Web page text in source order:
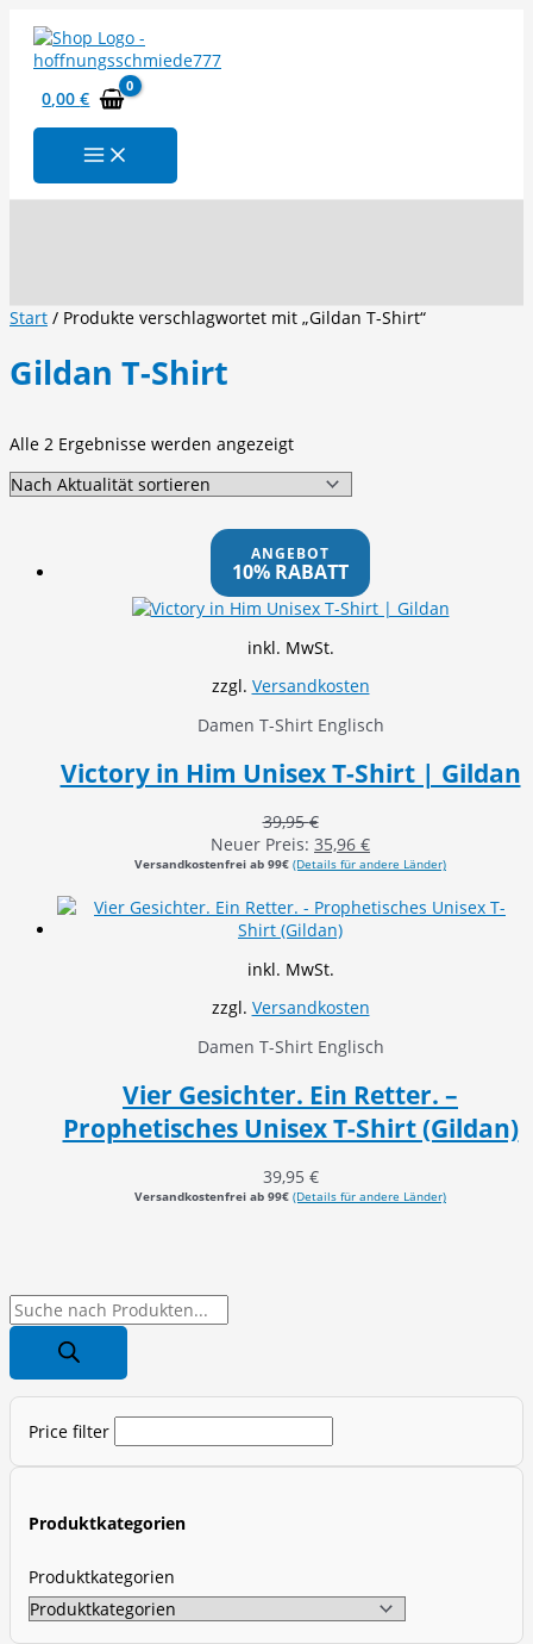
Inhalt
springen
0,00€
P
o
d
c
Price filter
Produktkategorien
Produktkategorien
Start / Produkte verschlagwortet mit „Gildan T-Shirt“
Gildan T-Shirt
Alle 2 Ergebnisse werden angezeigtNach
sortiert
ANGEBOT
10% RABATT
inkl. MwSt.
zzgl. Versandkosten
Damen T-Shirt Englisch
Victory in Him Unisex T-Shirt | Gildan
39,95€
Neuer Preis: 35,96 €
Versandkostenfrei ab 99€ (Details für andere Länder)
inkl. MwSt.
zzgl. Versandkosten
Damen T-Shirt Englisch
Vier Gesichter. Ein Retter. –
Prophetisches Unisex T-Shirt (Gildan)
39,95 €
Versandkostenfrei ab 99€ (Details für andere Länder)